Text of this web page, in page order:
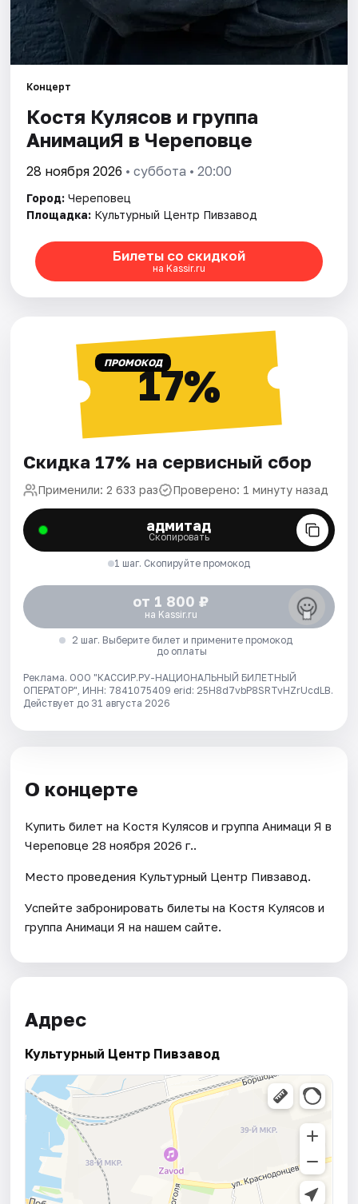
Концерт
Костя Кулясов и группа
АнимациЯ в Череповце
28 ноября 2026 • суббота • 20:00
Город: Череповец
Площадка: Культурный Центр Пивзавод
Билеты со скидкой
на Kassir.ru
ПРОМОКОД17%
Скидка 17% на сервисный сбор
Применили: 2 633 раз Проверено: 1 минуту назад
адмитад
Скопировать
1 шаг. Скопируйте промокод
от 1 800 ₽
на Kassir.ru
2 шаг. Выберите билет и примените промокод
до оплаты
Реклама. ООО "КАССИР.РУ-НАЦИОНАЛЬНЫЙ БИЛЕТНЫЙ
ОПЕРАТОР", ИНН: 7841075409 erid: 25H8d7vbP8SRTvHZrUcdLB.
Действует до 31 августа 2026
О концерте
Купить билет на Костя Кулясов и группа Анимаци Я в
Череповце 28 ноября 2026 г..
Место проведения Культурный Центр Пивзавод.
Успейте забронировать билеты на Костя Кулясов и
группа Анимаци Я на нашем сайте.
Адрес
Культурный Центр Пивзавод